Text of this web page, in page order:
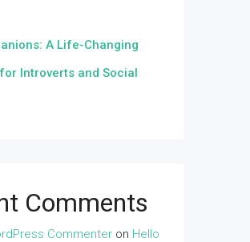
A Life-Changing
Introverts and Social
Comments
Commenter on Hello